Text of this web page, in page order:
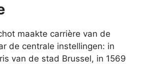
maakte carrière van de
de centrale instellingen: in
van de stad Brussel, in 1569